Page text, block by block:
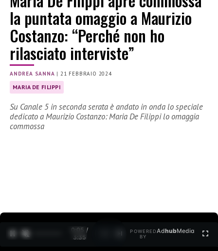
la puntata omaggio a Maurizio
Costanzo: “Perché non ho
rilasciato interviste”
ANDREA SANNA |21 FEBBRAIO 2024
MARIA DE FILIPPI
Su Canale 5 in seconda serata è andato in onda lo speciale
dedicato a Maurizio Costanzo: Maria De Filippi lo omaggia
commossa
0:06 /
3:35
POWERED
BY
AdhubMedia